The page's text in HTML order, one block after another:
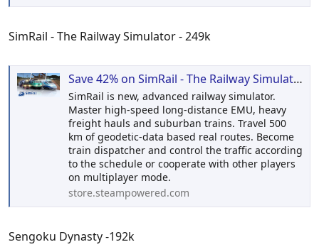
SimRail - The Railway Simulator - 249k
Save 42% on SimRail - The Railway Simulator on Steam
SimRail is new, advanced railway simulator.
Master high-speed long-distance EMU, heavy
freight hauls and suburban trains. Travel 500
km of geodetic-data based real routes. Become
train dispatcher and control the traffic according
to the schedule or cooperate with other players
on multiplayer mode.
store.steampowered.com
Sengoku Dynasty -192k